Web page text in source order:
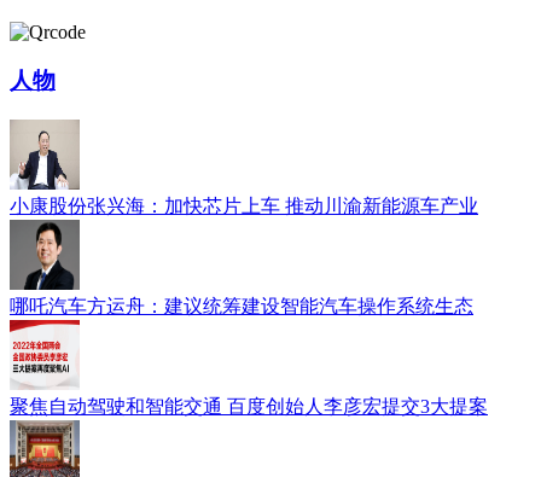
人物
小康股份张兴海：加快芯片上车 推动川渝新能源车产业
哪吒汽车方运舟：建议统筹建设智能汽车操作系统生态
聚焦自动驾驶和智能交通 百度创始人李彦宏提交3大提案